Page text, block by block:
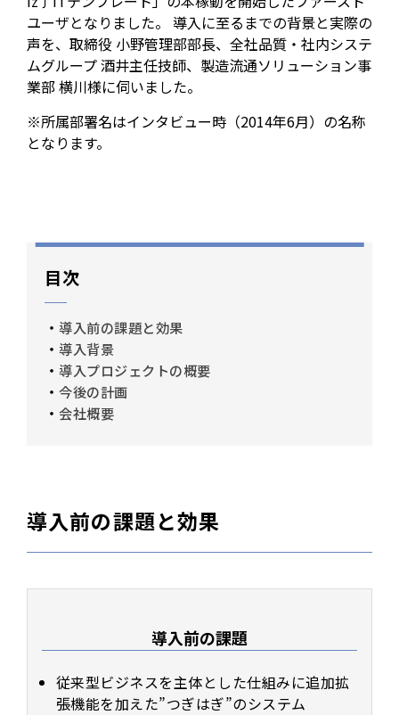
ユーザとなりました。 導入に至るまでの背景と実際の
声を、取締役 小野管理部部長、全社品質・社内システ
ムグループ 酒井主任技師、製造流通ソリューション事
業部 横川様に伺いました。
※所属部署名はインタビュー時（2014年6月）の名称
となります。
目次
導入前の課題と効果
導入背景
導入プロジェクトの概要
今後の計画
会社概要
導入前の課題と効果
導入前の課題
従来型ビジネスを主体とした仕組みに追加拡
張機能を加えた”つぎはぎ”のシステム